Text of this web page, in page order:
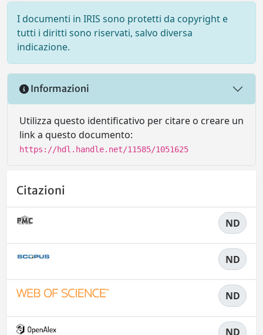
I documenti in IRIS sono protetti da copyright e
tutti i diritti sono riservati, salvo diversa
indicazione.
Informazioni
Utilizza questo identificativo per citare o creare un
link a questo documento:
https://hdl.handle.net/11585/1051625
Citazioni
ND
ND
ND
ND